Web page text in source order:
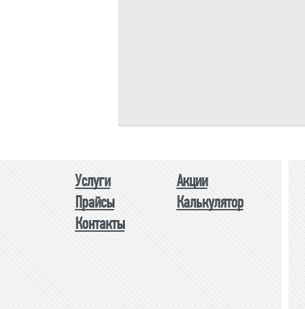
Услуги
Акции
Прайсы
Калькулятор
Контакты